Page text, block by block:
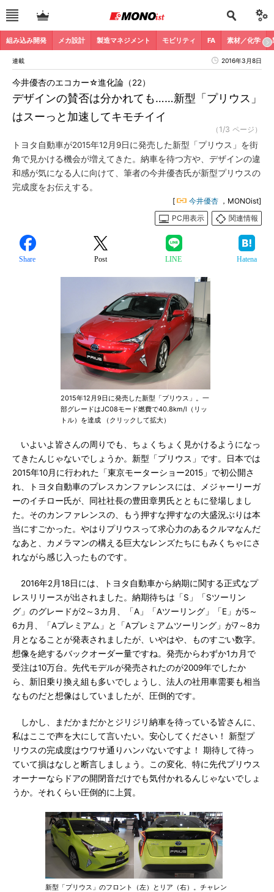
組み込み開発 メカ設計 製造マネジメント モビリティ FA 素材／化学
連載 2016年3月8日
デザインの賛否は分かれても……新型「プリウス」
はスーっと加速してキモチイイ
今井優杏のエコカー☆進化論（22）
（1/3 ページ）
トヨタ自動車が2015年12月9日に発売した新型「プリウス」を街
角で見かける機会が増えてきた。納車を待つ方や、デザインの違
和感が気になる人に向けて、筆者の今井優杏氏が新型プリウスの
完成度をお伝えする。
[ 今井優杏 ，MONOist]
PC用表示
関連情報
Share Post LINE Hatena
2015年12月9日に発売した新型「プリウス」。一
部グレードはJC08モード燃費で40.8km/l（リッ
トル）を達成 （クリックして拡大）
いよいよ皆さんの周りでも、ちょくちょく見かけるようになっ
てきたんじゃないでしょうか。新型「プリウス」です。日本では
2015年10月に行われた「東京モーターショー2015」で初公開さ
れ、トヨタ自動車のプレスカンファレンスには、メジャーリーガ
ーのイチロー氏が、同社社長の豊田章男氏とともに登場しまし
た。そのカンファレンスの、もう押すな押すなの大盛況ぶりは本
当にすごかった。やはりプリウスって求心力のあるクルマなんだ
なあと、カメラマンの構える巨大なレンズたちにもみくちゃにさ
れながら感じ入ったものです。
2016年2月18日には、トヨタ自動車から納期に関する正式なプ
レスリリースが出されました。納期待ちは「S」「Sツーリン
グ」のグレードが2～3カ月、「A」「Aツーリング」「E」が5～
6カ月、「Aプレミアム」と「Aプレミアムツーリング」が7～8カ
月となることが発表されましたが、いやはや、ものすごい数字。
想像を絶するバックオーダー量ですね。発売からわずか1カ月で
受注は10万台。先代モデルが発売されたのが2009年でしたか
ら、新旧乗り換え組も多いでしょうし、法人の社用車需要も相当
なものだと想像はしていましたが、圧倒的です。
しかし、まだかまだかとジリジリ納車を待っている皆さんに、
私はここで声を大にして言いたい。安心してください！ 新型プ
リウスの完成度はウワサ通りハンパないですよ！ 期待して待っ
ていて損はなしと断言しましょう。この変化、特に先代プリウス
オーナーならドアの開閉音だけでも気付かれるんじゃないでしょ
うか。それくらい圧倒的に上質。
新型「プリウス」のフロント（左）とリア（右）。チャレン